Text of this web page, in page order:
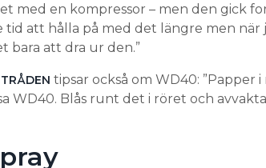
med en kompressor – men den gick
tid att hålla på med det längre men när
bara att dra ur den.”
tipsar också om WD40: ”Papper
WD40. Blås runt det i röret och